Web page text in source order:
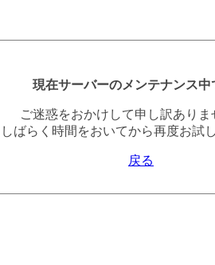
現在サーバーのメンテナンス中
ご迷惑をおかけして申し訳ありま
しばらく時間をおいてから再度お試
戻る